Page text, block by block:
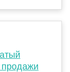
продажи